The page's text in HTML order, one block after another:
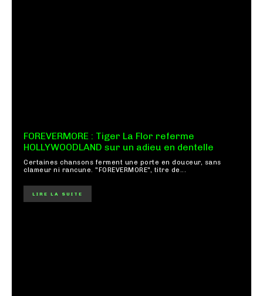
FOREVERMORE : Tiger La Flor referme
HOLLYWOODLAND sur un adieu en dentelle
Certaines chansons ferment une porte en douceur, sans
clameur ni rancune. "FOREVERMORE", titre de...
LIRE LA SUITE